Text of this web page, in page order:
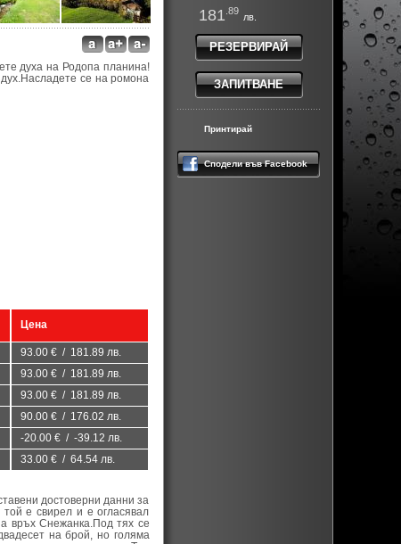
181 .89
лв.
РЕЗЕРВИРАЙ
ЗАПИТВАНЕ
Принтирай
Сподели във Facebook
духа на Родопа планина!
се на ромона
Цена
93.00 € / 181.89 лв.
93.00 € / 181.89 лв.
93.00 € / 181.89 лв.
90.00 € / 176.02 лв.
-20.00 € / -39.12 лв.
33.00 € / 64.54 лв.
достоверни данни за
е свирел и е огласявал
връх Снежанка.Под тях се
на брой, но голяма